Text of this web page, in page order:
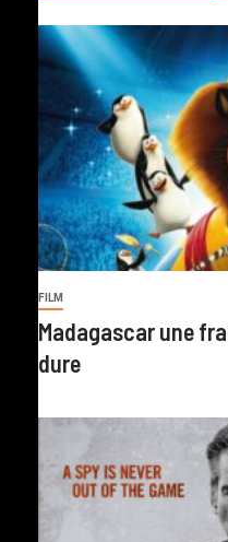
FILM
Madagascar une
dure